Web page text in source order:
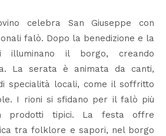
celebra San Giuseppe con
falò. Dopo la benedizione e la
illuminano il borgo, creando
La serata è animata da canti,
specialità locali, come il soffritto
I rioni si sfidano per il falò più
prodotti tipici. La festa offre
tra folklore e sapori, nel borgo